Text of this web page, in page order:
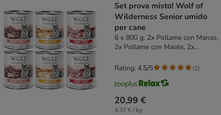
Set prova misto! Wolf of
Wilderness Senior umido
per cane
6 x 800 g: 2x Pollame con Manzo,
2x Pollame con Maiale, 2x
20,99 €
4,37 € / kg
Rating: 4.5/5 (2)